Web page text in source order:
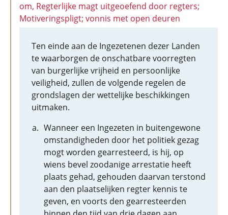
om, Regterlijke magt uitgeoefend door regters;
Motiveringspligt; vonnis met open deuren
Ten einde aan de Ingezetenen dezer Landen
te waarborgen de onschatbare voorregten
van burgerlijke vrijheid en persoonlijke
veiligheid, zullen de volgende regelen de
grondslagen der wettelijke beschikkingen
uitmaken.
Wanneer een Ingezeten in buitengewone
omstandigheden door het politiek gezag
mogt worden gearresteerd, is hij, op
wiens bevel zoodanige arrestatie heeft
plaats gehad, gehouden daarvan terstond
aan den plaatselijken regter kennis te
geven, en voorts den gearresteerden